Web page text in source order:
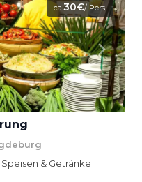
ca.30€/ Pers.
Speisen & Getränke